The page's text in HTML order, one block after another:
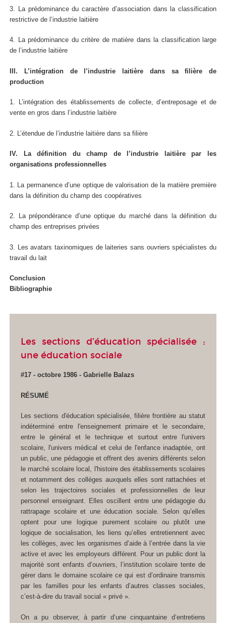
3. La prédominance du caractère d’association dans la classification
restrictive de l’industrie laitière
4. La prédominance du critère de matière dans la classification large
de l’industrie laitière
III. L’intégration de l’industrie laitière dans sa filière de
production
1. L’intégration des établissements de collecte, d’entreposage et de
vente en gros dans l’industrie laitière
2. L’étendue de l’industrie laitière dans sa filière
IV. La définition du champ de l’industrie laitière par les
organisations professionnelles
1. La permanence d’une optique de valorisation de la matière première
dans la définition du champ des coopératives
2. La prépondérance d’une optique du marché dans la définition du
champ des entreprises privées
3. Les avatars taxinomiques de laiteries sans ouvriers spécialistes du
travail du lait
Conclusion
Bibliographie
Les sections d’éducation spécialisée :
une éducation sociale
#17 - octobre 1986 - Gabrielle Balazs
RÉSUMÉ
Les sections d'éducation spécialisée, filière frontière au statut
indéterminé entre l'enseignement primaire et le secondaire,
entre le général et le technique et surtout entre l'univers
scolaire, l'univers médical et celui de l'enfance inadaptée, ont
un public, une pédagogie et offrent des avenirs différents selon
le marché scolaire local, l'histoire des établissements scolaires
et notamment des collèges auxquels elles sont rattachées et
selon les trajectoires sociales et professionnelles de leur
personnel enseignant. Elles oscillent entre une pédagogie du
rattrapage scolaire et une éducation sociale. Selon qu’elles
optent pour une logique purement scolaire ou plutôt une
logique de socialisation, les liens qu’elles entretiennent avec
les collèges, avec les organismes d’aide à l’entrée dans la vie
active et avec les employeurs différent. Pour un public dont la
majorité sont enfants d’ouvriers, l’institution scolaire tente de
gérer dans le domaine scolaire ce qui est d’ordinaire transmis
par les familles pour les enfants d’autres classes sociales,
c’est-à-dire du travail social « privé ».
On a pu observer, à partir d’une cinquantaine d’entretiens